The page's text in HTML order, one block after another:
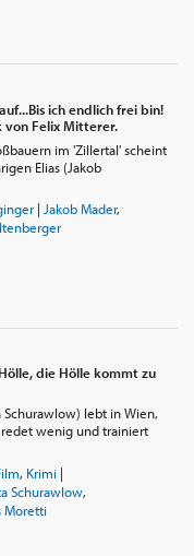
ich endlich frei bin!
von Felix Mitterer.
im 'Zillertal' scheint
Elias (Jakob
| Jakob Mader,
die Hölle kommt zu
lebt in Wien,
wenig und trainiert
, Krimi|
Schurawlow,
Moretti